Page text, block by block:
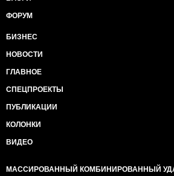
ФОРУМ
БИЗНЕС
НОВОСТИ
ГЛАВНОЕ
СПЕЦПРОЕКТЫ
ПУБЛИКАЦИИ
КОЛОНКИ
ВИДЕО
МАССИРОВАННЫЙ КОМБИНИРОВАННЫЙ